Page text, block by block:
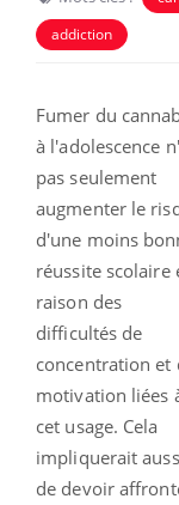
addiction
Fumer du
à l'adolescence
pas seulement
augmenter le
d'une moins
réussite scolaire
raison des
difficultés de
concentration et
motivation liées
cet usage. Cela
impliquerait
de devoir